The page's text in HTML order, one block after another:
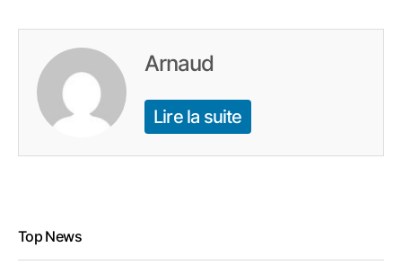
Arnaud
Lire la suite
Top News